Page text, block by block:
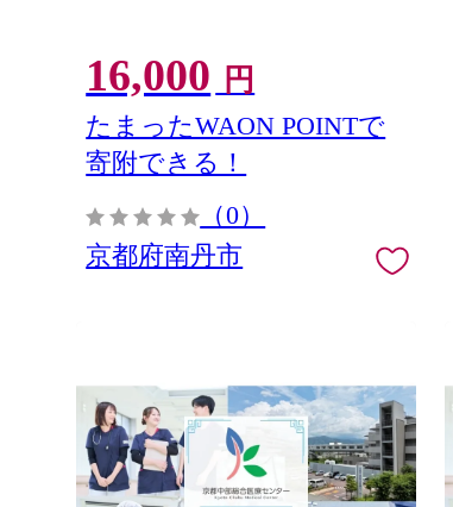
16,000 円
たまったWAON POINTで
寄附できる！
（0）
京都府南丹市